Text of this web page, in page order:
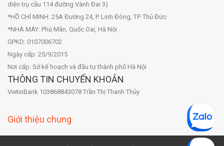
diện trụ cầu 114 đường Vành Đai 3)
*HỒ CHÍ MINH: 25A Đường 24, P. Linh Đông, TP. Thủ Đức
*NHÀ MÁY: Phú Mãn, Quốc Oai, Hà Nội
GPKD: 0107006702
Ngày cấp: 25/9/2015
Nơi cấp: Sở kế hoạch và đầu tư thành phố Hà Nội
THÔNG TIN CHUYỂN KHOẢN
VietinBank 103868843078 Trần Thị Thanh Thủy
Giới thiệu chung